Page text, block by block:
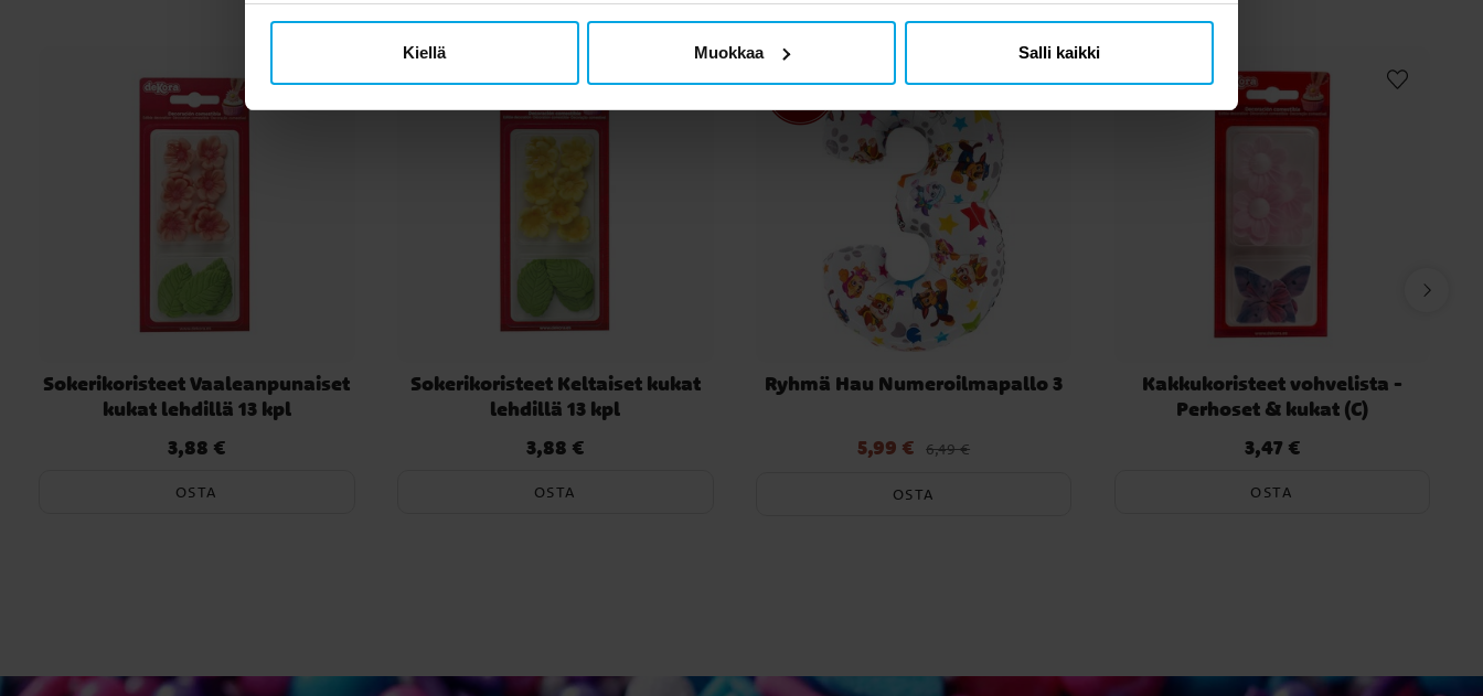
Kiellä Muokkaa Salli kaikki
Sokerikoristeet Vaaleanpunaiset
kukat lehdillä 13 kpl
Hinta:3,88 €
3,88 €
OSTA
Sokerikoristeet Keltaiset kukat
lehdillä 13 kpl
Hinta:3,88 €
3,88 €
OSTA
Ryhmä Hau Numeroilmapallo 3
Nykyinen hinta:5,99 €Edellinen hinta
6,49 €
5,99 € 6,49 €
OSTA
Kakkukoristeet vohvelista -
Perhoset & kukat (C)
Hinta:3,47 €
3,47 €
OSTA